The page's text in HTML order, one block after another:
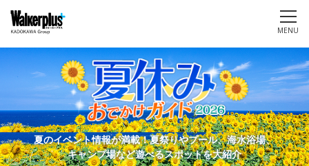
MENU
夏のイベント情報が満載！夏祭りやプール、海水浴場、
キャンプ場など遊べるスポットを大紹介